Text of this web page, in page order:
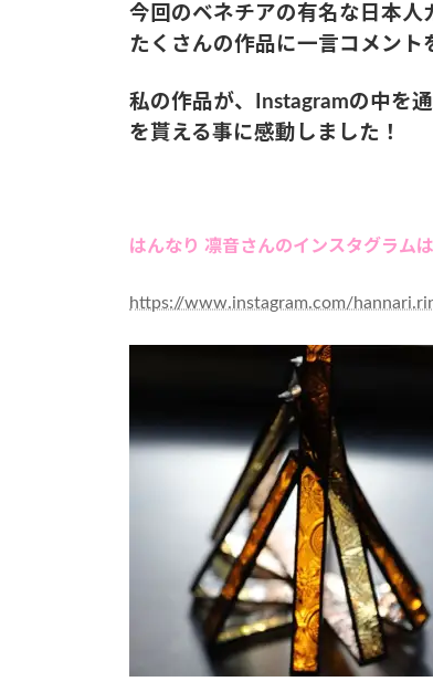
今回のベネチアの有名な日本人
たくさんの作品に一言コメント
私の作品が、Instagramの中を
を貰える事に感動しました！
はんなり 凛音さんのインスタグラム
https://www.instagram.com/